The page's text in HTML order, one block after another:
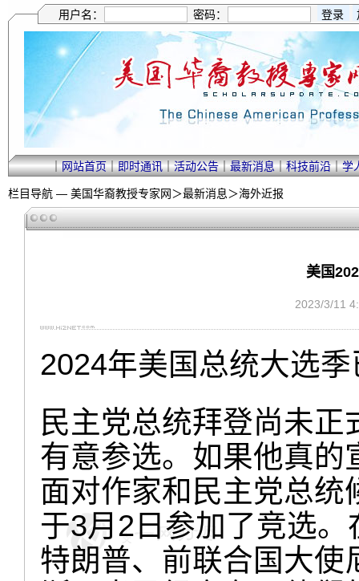
用户名： 密码：
｜网站首页｜即时通讯｜活动公告｜最新消息｜科技前沿｜学
栏目导航 — 美国华裔教授专家网＞最新消息＞海外近报
美国
2023/3/11
2024年美国总统大选
民主党总统拜登尚未
有意参选。如果他真的
面对作家和民主党总统
于3月2日参加了竞选
特朗普、前联合国大使